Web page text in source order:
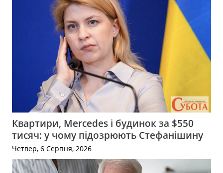
Квартири, Mercedes і будинок за $550
тисяч: у чому підозрюють Стефанішину
Четвер, 6 Серпня, 2026